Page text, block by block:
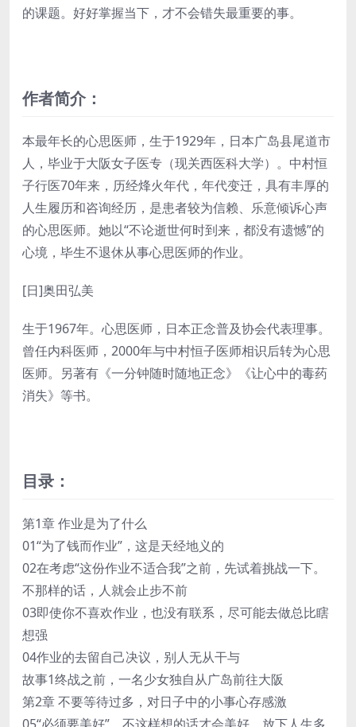
的课题。好好掌握当下，才不会错失最重要的事。
作者简介：
本最年长的心思医师，生于1929年，日本广岛县尾道市
人，毕业于大阪女子医专（现关西医科大学）。中村恒
子行医70年来，历经烽火年代，年代变迁，具有丰厚的
人生履历和咨询经历，是患者较为信赖、乐意倾诉心声
的心思医师。她以“不论逝世何时到来，都没有遗憾”的
心境，毕生不退休从事心思医师的作业。
[日]奥田弘美
生于1967年。心思医师，日本正念普及协会代表理事。
曾任内科医师，2000年与中村恒子医师相识后转为心思
医师。另著有《一分钟随时随地正念》《让心中的毒药
消失》等书。
目录：
第1章 作业是为了什么
01“为了钱而作业”，这是天经地义的
02在考虑“这份作业不适合我”之前，先试着挑战一下。
不那样的话，人就会止步不前
03即使你不喜欢作业，也没有联系，尽可能去做总比瞎
想强
04作业的去留自己决议，别人无从干与
故事1终战之前，一名少女独自从广岛前往大阪
第2章 不要等待过多，对日子中的小事心存感激